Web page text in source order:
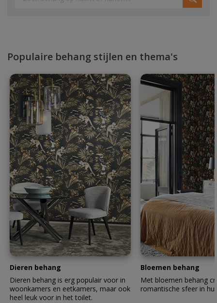
Populaire behang stijlen en thema's
Dieren behang
Dieren behang is erg populair voor in
woonkamers en eetkamers, maar ook
heel leuk voor in het toilet.
Bloemen behang
Met bloemen behang
romantische sfeer in